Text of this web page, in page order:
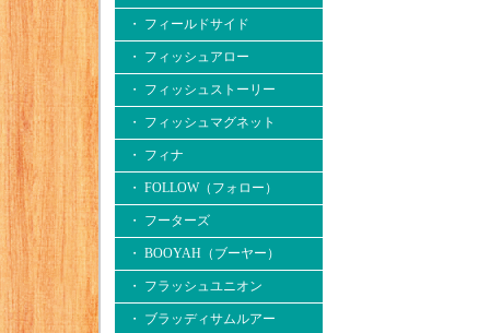
・ フィールドサイド
・ フィッシュアロー
・ フィッシュストーリー
・ フィッシュマグネット
・ フィナ
・ FOLLOW（フォロー）
・ フーターズ
・ BOOYAH（ブーヤー）
・ フラッシュユニオン
・ ブラッディサムルアー